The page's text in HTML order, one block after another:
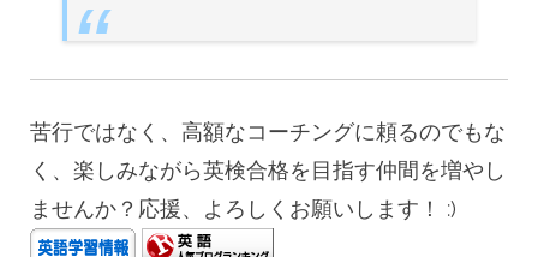
苦行ではなく、高額なコーチングに頼るのでもな
く、楽しみながら英検合格を目指す仲間を増やし
ませんか？応援、よろしくお願いします！ :)